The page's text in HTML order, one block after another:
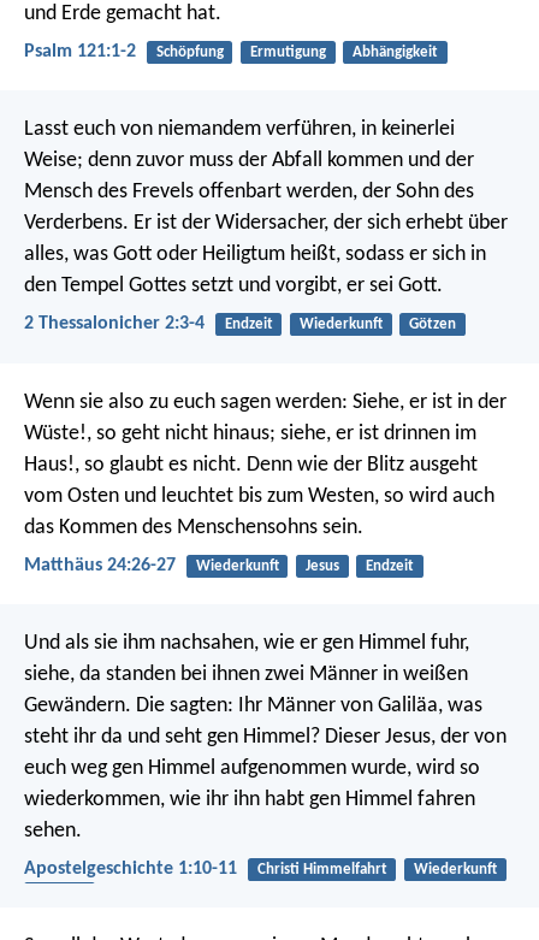
und Erde gemacht hat.
Psalm 121:1-2 Schöpfung Ermutigung Abhängigkeit
Lasst euch von niemandem verführen, in keinerlei
Weise; denn zuvor muss der Abfall kommen und der
Mensch des Frevels offenbart werden, der Sohn des
Verderbens. Er ist der Widersacher, der sich erhebt über
alles, was Gott oder Heiligtum heißt, sodass er sich in
den Tempel Gottes setzt und vorgibt, er sei Gott.
2 Thessalonicher 2:3-4 Endzeit Wiederkunft Götzen
Wenn sie also zu euch sagen werden: Siehe, er ist in der
Wüste!, so geht nicht hinaus; siehe, er ist drinnen im
Haus!, so glaubt es nicht. Denn wie der Blitz ausgeht
vom Osten und leuchtet bis zum Westen, so wird auch
das Kommen des Menschensohns sein.
Matthäus 24:26-27 Wiederkunft Jesus Endzeit
Und als sie ihm nachsahen, wie er gen Himmel fuhr,
siehe, da standen bei ihnen zwei Männer in weißen
Gewändern. Die sagten: Ihr Männer von Galiläa, was
steht ihr da und seht gen Himmel? Dieser Jesus, der von
euch weg gen Himmel aufgenommen wurde, wird so
wiederkommen, wie ihr ihn habt gen Himmel fahren
sehen.
Apostelgeschichte 1:10-11 Christi Himmelfahrt
Wiederkunft